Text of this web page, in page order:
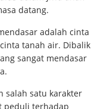
datang.
adalah cinta
tanah air. Dibalik
sangat mendasar
salah satu karakter
peduli terhadap